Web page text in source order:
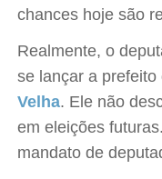
chances hoje são
Realmente, o
se lançar a
Velha. Ele não
em eleições
mandato de